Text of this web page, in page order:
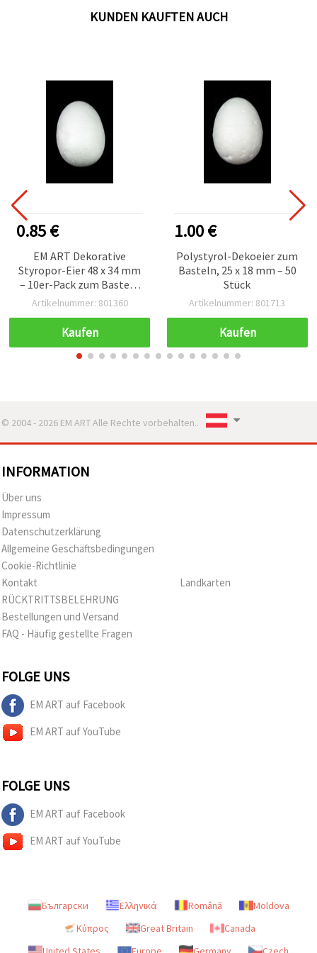
KUNDEN KAUFTEN AUCH
0.85 €
EM ART Dekorative
Styropor-Eier 48 x 34 mm
– 10er-Pack zum Basteln
& Dekorieren
Artikelnummer: 801360
Kaufen
1.00 €
Polystyrol-Dekoeier zum
Basteln, 25 x 18 mm – 50
Stück
Artikelnummer: 801713
Kaufen
© 2004 - 2026 EM ART Alle Rechte vorbehalten..
INFORMATION
Über uns
Impressum
Datenschutzerklärung
Allgemeine Geschäftsbedingungen
Cookie-Richtlinie
Kontakt
RÜCKTRITTSBELEHRUNG
Bestellungen und Versand
FAQ - Häufig gestellte Fragen
Landkarten
FOLGE UNS
EM ART auf Facebook
EM ART auf YouTube
FOLGE UNS
EM ART auf Facebook
EM ART auf YouTube
Български Ελληνικά Română
Moldova
Κύπρος
Great Britain
Canada